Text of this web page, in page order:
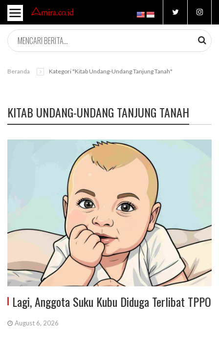
Beranda Kategori "kitab Undang-Undang Tanjung Tanah"
KITAB UNDANG-UNDANG TANJUNG TANAH
Lagi, Anggota Suku Kubu Diduga Terlibat TPPO
August 6, 2026